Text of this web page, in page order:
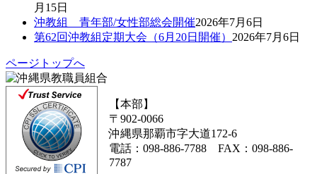
月15日
沖教組 青年部/女性部総会開催2026年7月6日
第62回沖教組定期大会（6月20日開催） 2026年7月6日
ページトップへ
【本部】
〒902-0066
沖縄県那覇市字大道172-6
電話：098-886-7788 FAX：098-886-
7787